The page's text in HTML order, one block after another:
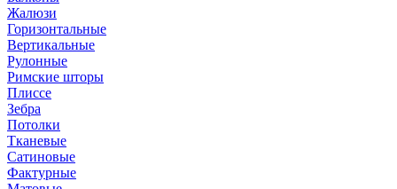
Жалюзи
Горизонтальные
Вертикальные
Рулонные
Римские шторы
Плиссе
Зебра
Потолки
Тканевые
Сатиновые
Фактурные